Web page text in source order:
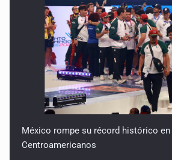
México rompe su récord histórico
Centroamericanos